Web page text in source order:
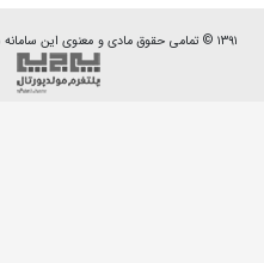
۱۳۹۱ © تمامی حقوق مادی و معنوی این سامانه متعلق به پایگاه خبری - تحلیلی نصرنیوز می باشد.